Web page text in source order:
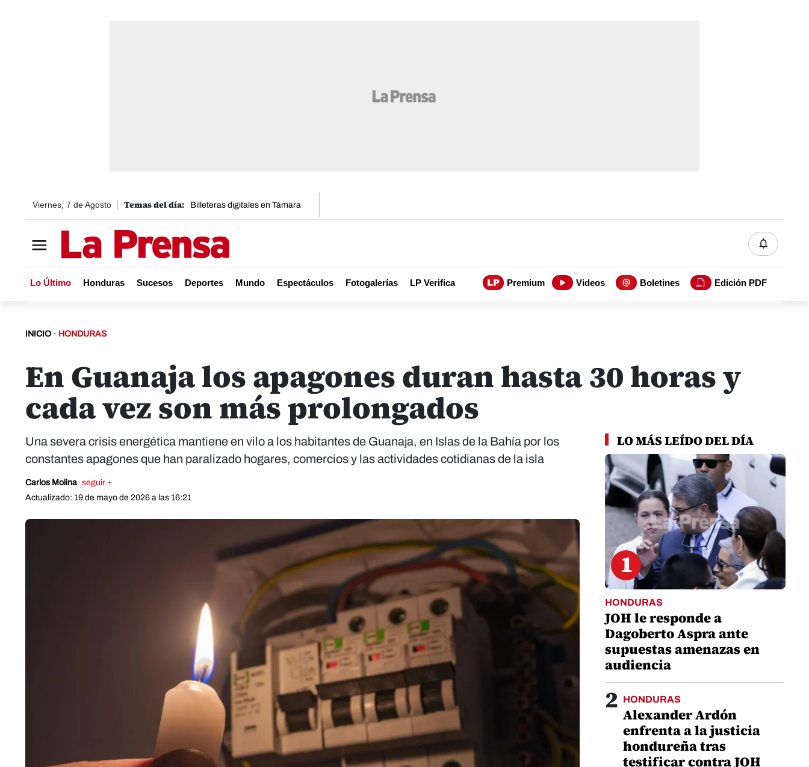
Viernes, 7 de Agosto Billeteras digitales en Támara
Lo Último Honduras Sucesos Deportes Mundo Espectáculos Fotogalerías LP Verifica Premium Videos Boletines Edición PDF
INICIO · HONDURAS
En Guanaja los apagones duran hasta 30 horas y
cada vez son más prolongados
Una severa crisis energética mantiene en vilo a los habitantes de Guanaja, en Islas de la Bahía por los
constantes apagones que han paralizado hogares, comercios y las actividades cotidianas de la isla
Carlos Molina seguir +
Actualizado: 19 de mayo de 2026 a las 16:21
LO MÁS LEÍDO DEL DÍA
1
HONDURAS
JOH le responde a
Dagoberto Aspra ante
supuestas amenazas en
audiencia
2 HONDURAS
Alexander Ardón
enfrenta a la justicia
hondureña tras
testificar contra JOH